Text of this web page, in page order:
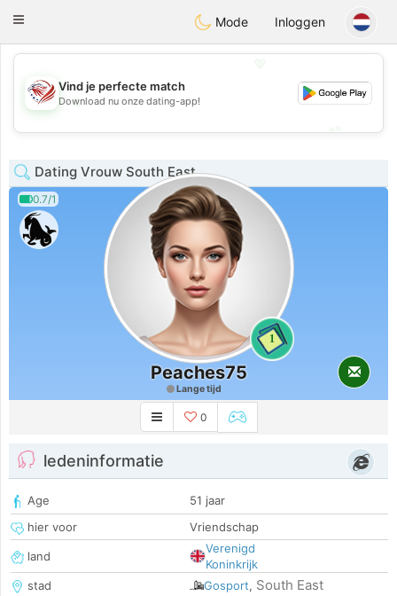
StatesDating
Toggle
Mode Inloggen
💖
💕
Vind je perfecte match
Download nu onze dating-app!
Dating Vrouw South East
0.7/1
1
Peaches75
Lange tijd
0
ledeninformatie
Age
51 jaar
hier voor
Vriendschap
land
Verenigd
Koninkrijk
stad
Gosport, South East